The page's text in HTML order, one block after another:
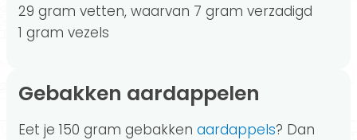
29 gram vetten, waarvan 7 gram verzadigd
1 gram vezels
Gebakken aardappelen
Eet je 150 gram gebakken aardappels? Dan